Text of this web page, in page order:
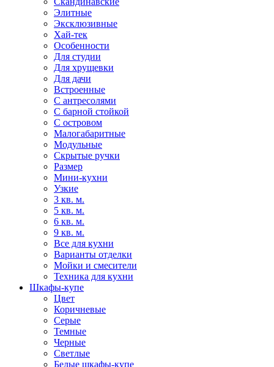
Элитные
Эксклюзивные
Хай-тек
Особенности
Для студии
Для хрущевки
Для дачи
Встроенные
С антресолями
С барной стойкой
С островом
Малогабаритные
Модульные
Скрытые ручки
Размер
Мини-кухни
Узкие
3 кв. м.
5 кв. м.
6 кв. м.
9 кв. м.
Все для кухни
Варианты отделки
Мойки и смесители
Техника для кухни
Шкафы-купе
Цвет
Коричневые
Серые
Темные
Черные
Светлые
Белые шкафы-купе